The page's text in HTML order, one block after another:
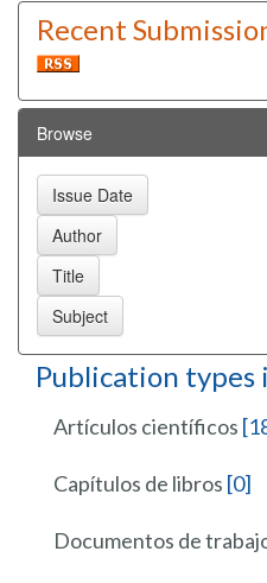
Recent
Browse
Publication
Artículos científicos
Capítulos de libros [0]
Documentos de